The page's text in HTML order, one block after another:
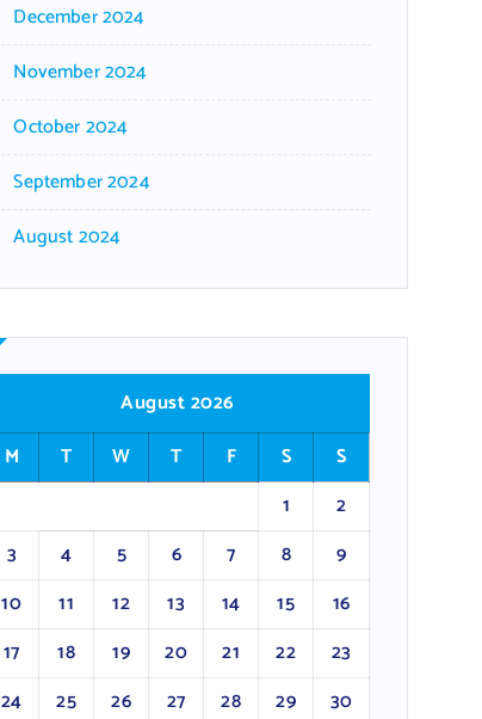
December 2024
November 2024
October 2024
September 2024
August 2024
August 2026
M
T W T F S
S
1
2
3
4 5 6 7 8
9
10
11 12 13 14 15
16
17
18 19 20 21 22
23
24
25 26 27 28 29
30